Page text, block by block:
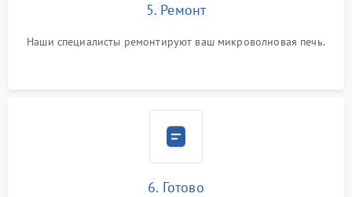
5. Ремонт
Наши специалисты ремонтируют ваш микроволновая печь.
6. Готово